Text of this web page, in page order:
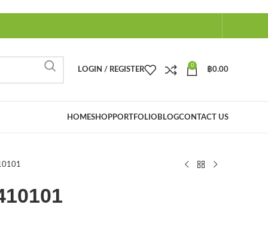
LOGIN / REGISTER
0
฿0.00
HOMESHOPPORTFOLIO BLOGCONTACT US